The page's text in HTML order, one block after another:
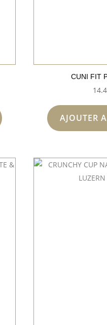
CUNI FIT
AJOUTER